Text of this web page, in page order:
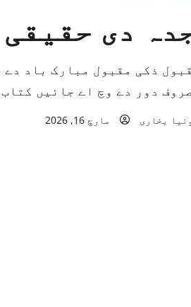
دی
ذکی مقبول مبارک باد
دور دے وچ اے جائیں کتاب ٫٫ سجدہ ،، لکھی ہے
بخاری مارچ 16, 2026